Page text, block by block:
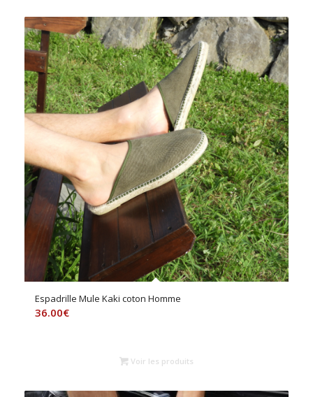
Espadrille Mule Kaki coton Homme
36.00€
Voir les produits